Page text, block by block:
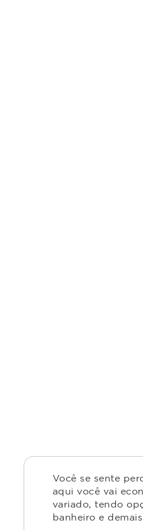
Você se sente
aqui você vai
variado, tendo
banheiro e